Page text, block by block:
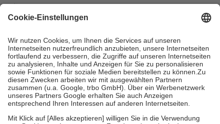
mit.
Grundsätzlich leisten Mitglieder Zuzahlungen in Höhe von zehn
höchstens zehn Euro.
Es sind jedoch nie mehr als die tatsächlichen
Kosten der Leistung zu entrichten.
Diese Regeln gelten grundsätzlich auch für Online-Apotheken.
Bei Heilmitteln und häuslicher Krankenpflege beträgt die
Zuzahlung zehn Prozent der Kosten sowie zehn Euro je
Verordnung.
Um das Engagement der Versicherten für ihre eigene Gesundheit zu
stärken und die besondere Stellung der Familie zu unterstützen,
fallenkeine Zuzahlungenan bei: